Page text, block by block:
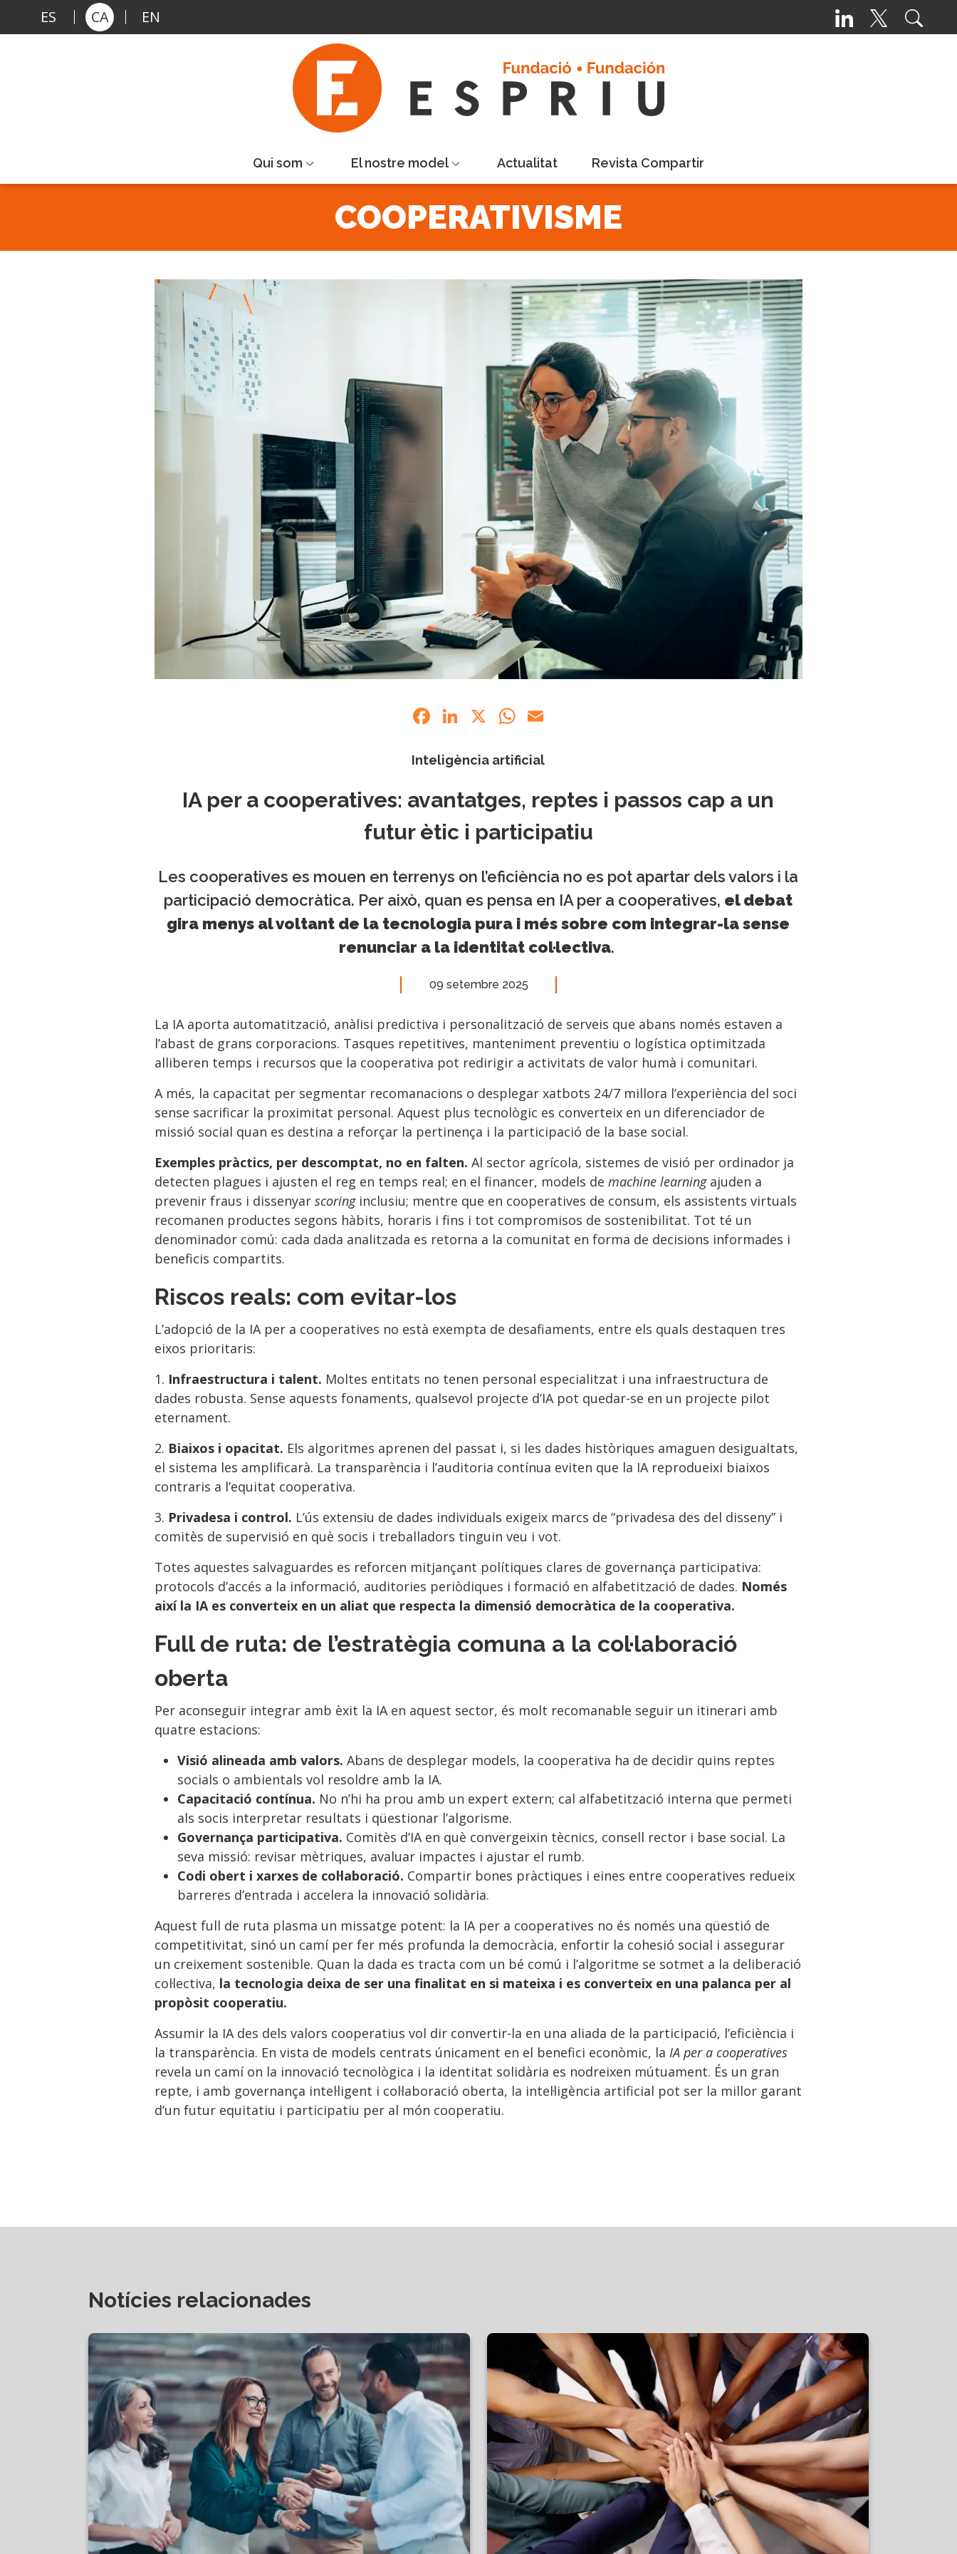
Vés al contingut
ES CA EN
Qui som El nostre model Actualitat Revista Compartir
COOPERATIVISME
Facebook
LinkedIn
X WhatsApp
Inteligència artificial
IA per a cooperatives: avantatges, reptes i passos cap a un
futur ètic i participatiu
Les cooperatives es mouen en terrenys on l’eficiència no es pot apartar dels valors i la
participació democràtica. Per això, quan es pensa en IA per a cooperatives, el debat
gira menys al voltant de la tecnologia pura i més sobre com integrar-la sense
renunciar a la identitat col·lectiva.
09 setembre 2025
La IA aporta automatització, anàlisi predictiva i personalització de serveis que abans només estaven a
l’abast de grans corporacions. Tasques repetitives, manteniment preventiu o logística optimitzada
alliberen temps i recursos que la cooperativa pot redirigir a activitats de valor humà i comunitari.
A més, la capacitat per segmentar recomanacions o desplegar xatbots 24/7 millora l’experiència del soci
sense sacrificar la proximitat personal. Aquest plus tecnològic es converteix en un diferenciador de
missió social quan es destina a reforçar la pertinença i la participació de la base social.
Exemples pràctics, per descomptat, no en falten. Al sector agrícola, sistemes de visió per ordinador ja
detecten plagues i ajusten el reg en temps real; en el financer, models demachine learningajuden a
prevenir fraus i dissenyarscoringinclusiu; mentre que en cooperatives de consum, els assistents virtuals
recomanen productes segons hàbits, horaris i fins i tot compromisos de sostenibilitat. Tot té un
denominador comú: cada dada analitzada es retorna a la comunitat en forma de decisions informades i
beneficis compartits.
Riscos reals: com evitar-los
L’adopció de la IA per a cooperatives no està exempta de desafiaments, entre els quals destaquen tres
eixos prioritaris:
1. Infraestructura i talent. Moltes entitats no tenen personal especialitzat i una infraestructura de
dades robusta. Sense aquests fonaments, qualsevol projecte d’IA pot quedar-se en un projecte pilot
eternament.
2. Biaixos i opacitat. Els algoritmes aprenen del passat i, si les dades històriques amaguen desigualtats,
el sistema les amplificarà. La transparència i l’auditoria contínua eviten que la IA reprodueixi biaixos
contraris a l’equitat cooperativa.
3. Privadesa i control. L’ús extensiu de dades individuals exigeix ​​marcs de “privadesa des del disseny” i
comitès de supervisió en què socis i treballadors tinguin veu i vot.
Totes aquestes salvaguardes es reforcen mitjançant polítiques clares de governança participativa:
protocols d’accés a la informació, auditories periòdiques i formació en alfabetització de dades. Només
així la IA es converteix en un aliat que respecta la dimensió democràtica de la cooperativa.
Full de ruta: de l’estratègia comuna a la col·laboració
oberta
Per aconseguir integrar amb èxit la IA en aquest sector, és molt recomanable seguir un itinerari amb
quatre estacions:
Visió alineada amb valors. Abans de desplegar models, la cooperativa ha de decidir quins reptes
socials o ambientals vol resoldre amb la IA.
Capacitació contínua. No n’hi ha prou amb un expert extern; cal alfabetització interna que permeti
als socis interpretar resultats i qüestionar l’algorisme.
Governança participativa. Comitès d’IA en què convergeixin tècnics, consell rector i base social. La
seva missió: revisar mètriques, avaluar impactes i ajustar el rumb.
Codi obert i xarxes de col·laboració. Compartir bones pràctiques i eines entre cooperatives redueix
barreres d’entrada i accelera la innovació solidària.
Aquest full de ruta plasma un missatge potent: la IA per a cooperatives no és només una qüestió de
competitivitat, sinó un camí per fer més profunda la democràcia, enfortir la cohesió social i assegurar
un creixement sostenible. Quan la dada es tracta com un bé comú i l’algoritme se sotmet a la deliberació
col·lectiva, la tecnologia deixa de ser una finalitat en si mateixa i es converteix en una palanca per al
propòsit cooperatiu.
Assumir la IA des dels valors cooperatius vol dir convertir-la en una aliada de la participació, l’eficiència i
la transparència. En vista de models centrats únicament en el benefici econòmic, la IA per a cooperatives
revela un camí on la innovació tecnològica i la identitat solidària es nodreixen mútuament. És un gran
repte, i amb governança intel·ligent i col·laboració oberta, la intel·ligència artificial pot ser la millor garant
d’un futur equitatiu i participatiu per al món cooperatiu.
Notícies relacionades